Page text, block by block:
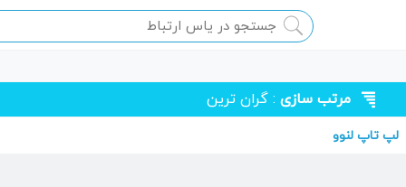
مرتب سازی : گران ترین
لپ تاپ لنوو